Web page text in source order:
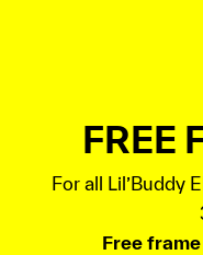
FREE
For all Lil’Buddy
Free